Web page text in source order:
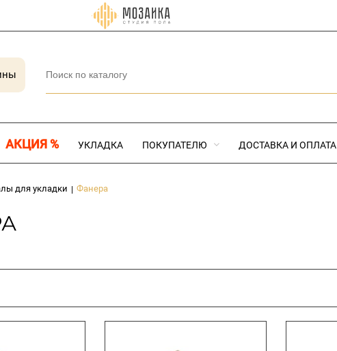
АКЦИЯ % УКЛАДКА ПОКУПАТЕЛЮ ДОСТАВКА И ОПЛАТА
для укладки | Фанера